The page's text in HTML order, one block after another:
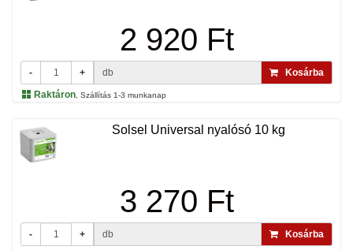
2 920 Ft
- + db
Kosárba
Raktáron , Szállítás 1-3 munkanap
Solsel Universal nyalósó 10 kg
3 270 Ft
- + db
Kosárba